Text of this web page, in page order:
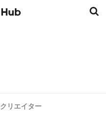
クリエイター